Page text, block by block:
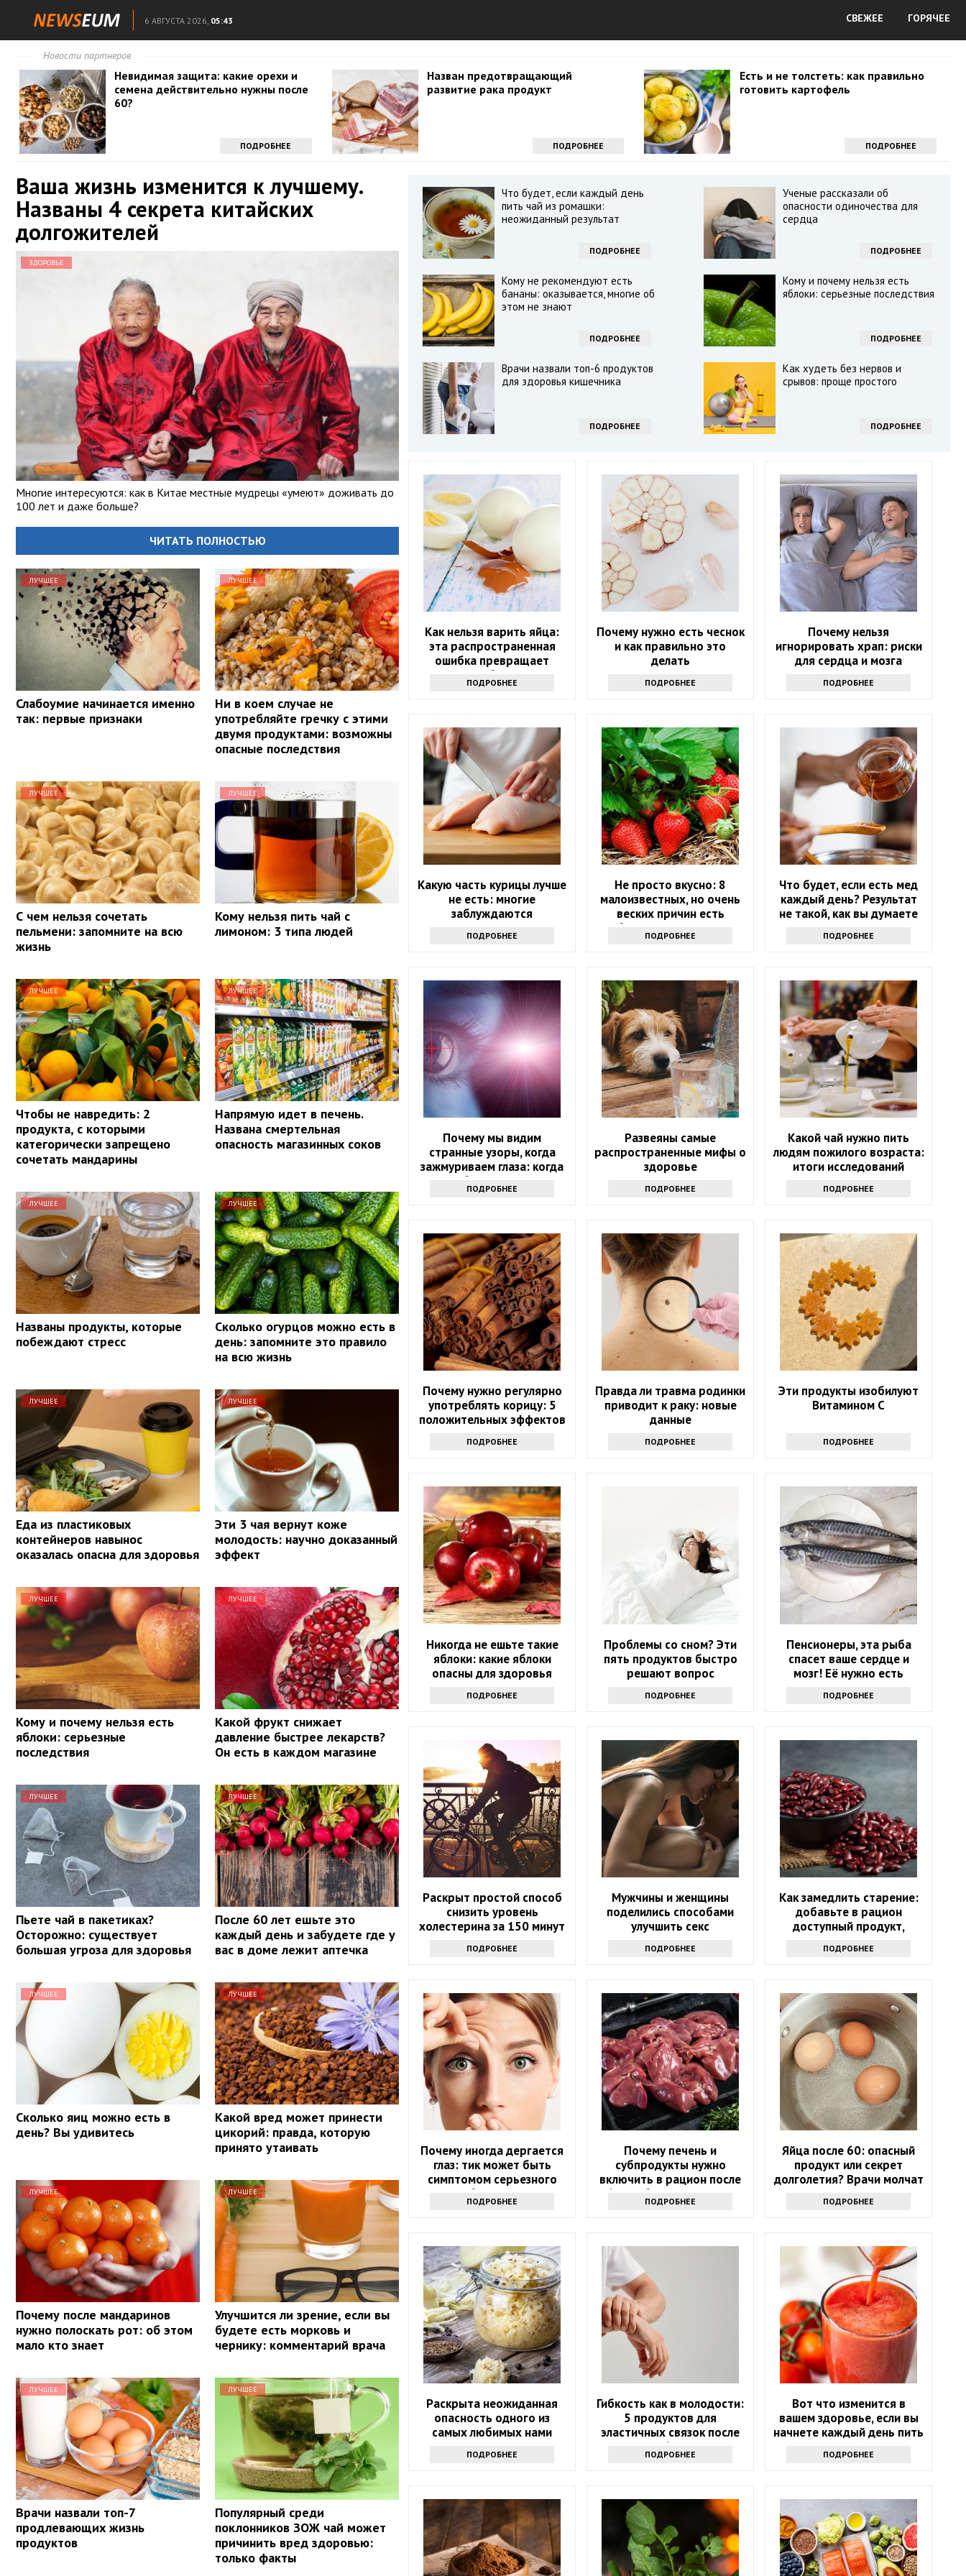
6 АВГУСТА 2026, 05:43 СВЕЖЕЕ ГОРЯЧЕЕ
Новости партнеров
Невидимая защита: какие орехи и
семена действительно нужны после
60?
ПОДРОБНЕЕ
Назван предотвращающий
развитие рака продукт
ПОДРОБНЕЕ
Есть и не толстеть: как правильно
готовить картофель
ПОДРОБНЕЕ
Ваша жизнь изменится к лучшему.
Названы 4 секрета китайских
долгожителей
ЗДОРОВЬЕ
Многие интересуются: как в Китае местные мудрецы «умеют» доживать до
100 лет и даже больше?
ЧИТАТЬ ПОЛНОСТЬЮ
ЛУЧШЕЕ
Слабоумие начинается именно
так: первые признаки
ЛУЧШЕЕ
Ни в коем случае не
употребляйте гречку с этими
двумя продуктами: возможны
опасные последствия
ЛУЧШЕЕ
С чем нельзя сочетать
пельмени: запомните на всю
жизнь
ЛУЧШЕЕ
Кому нельзя пить чай с
лимоном: 3 типа людей
ЛУЧШЕЕ
Чтобы не навредить: 2
продукта, с которыми
категорически запрещено
сочетать мандарины
ЛУЧШЕЕ
Напрямую идет в печень.
Названа смертельная
опасность магазинных соков
ЛУЧШЕЕ
Названы продукты, которые
побеждают стресс
ЛУЧШЕЕ
Сколько огурцов можно есть в
день: запомните это правило
на всю жизнь
ЛУЧШЕЕ
Еда из пластиковых
контейнеров навынос
оказалась опасна для здоровья
ЛУЧШЕЕ
Эти 3 чая вернут коже
молодость: научно доказанный
эффект
ЛУЧШЕЕ
Кому и почему нельзя есть
яблоки: серьезные
последствия
ЛУЧШЕЕ
Какой фрукт снижает
давление быстрее лекарств?
Он есть в каждом магазине
ЛУЧШЕЕ
Пьете чай в пакетиках?
Осторожно: существует
большая угроза для здоровья
ЛУЧШЕЕ
После 60 лет ешьте это
каждый день и забудете где у
вас в доме лежит аптечка
ЛУЧШЕЕ
Сколько яиц можно есть в
день? Вы удивитесь
ЛУЧШЕЕ
Какой вред может принести
цикорий: правда, которую
принято утаивать
ЛУЧШЕЕ
Почему после мандаринов
нужно полоскать рот: об этом
мало кто знает
ЛУЧШЕЕ
Улучшится ли зрение, если вы
будете есть морковь и
чернику: комментарий врача
ЛУЧШЕЕ
Врачи назвали топ-7
продлевающих жизнь
продуктов
ЛУЧШЕЕ
Популярный среди
поклонников ЗОЖ чай может
причинить вред здоровью:
только факты
Что будет, если каждый день
пить чай из ромашки:
неожиданный результат
ПОДРОБНЕЕ
Ученые рассказали об
опасности одиночества для
сердца
ПОДРОБНЕЕ
Кому не рекомендуют есть
бананы: оказывается, многие об
этом не знают
ПОДРОБНЕЕ
Кому и почему нельзя есть
яблоки: серьезные последствия
ПОДРОБНЕЕ
Врачи назвали топ-6 продуктов
для здоровья кишечника
ПОДРОБНЕЕ
Как худеть без нервов и
срывов: проще простого
ПОДРОБНЕЕ
Как нельзя варить яйца:
эта распространенная
ошибка превращает
полезное блюдо в яд
ПОДРОБНЕЕ
Почему нужно есть чеснок
и как правильно это
делать
ПОДРОБНЕЕ
Почему нельзя
игнорировать храп: риски
для сердца и мозга
ПОДРОБНЕЕ
Какую часть курицы лучше
не есть: многие
заблуждаются
ПОДРОБНЕЕ
Не просто вкусно: 8
малоизвестных, но очень
веских причин есть
клубнику как можно чаще
ПОДРОБНЕЕ
Что будет, если есть мед
каждый день? Результат
не такой, как вы думаете
ПОДРОБНЕЕ
Почему мы видим
странные узоры, когда
зажмуриваем глаза: когда
стоит обратиться к врачу
ПОДРОБНЕЕ
Развеяны самые
распространенные мифы о
здоровье
ПОДРОБНЕЕ
Какой чай нужно пить
людям пожилого возраста:
итоги исследований
ПОДРОБНЕЕ
Почему нужно регулярно
употреблять корицу: 5
положительных эффектов
ПОДРОБНЕЕ
Правда ли травма родинки
приводит к раку: новые
данные
ПОДРОБНЕЕ
Эти продукты изобилуют
Витамином С
ПОДРОБНЕЕ
Никогда не ешьте такие
яблоки: какие яблоки
опасны для здоровья
ПОДРОБНЕЕ
Проблемы со сном? Эти
пять продуктов быстро
решают вопрос
ПОДРОБНЕЕ
Пенсионеры, эта рыба
спасет ваше сердце и
мозг! Её нужно есть
ПОДРОБНЕЕ
Раскрыт простой способ
снизить уровень
холестерина за 150 минут
ПОДРОБНЕЕ
Мужчины и женщины
поделились способами
улучшить секс
ПОДРОБНЕЕ
Как замедлить старение:
добавьте в рацион
доступный продукт,
который есть на каждой
кухне
ПОДРОБНЕЕ
Почему иногда дергается
глаз: тик может быть
симптомом серьезного
заболевания
ПОДРОБНЕЕ
Почему печень и
субпродукты нужно
включить в рацион после
60? Забытый источник
силы
ПОДРОБНЕЕ
Яйца после 60: опасный
продукт или секрет
долголетия? Врачи молчат
ПОДРОБНЕЕ
Раскрыта неожиданная
опасность одного из
самых любимых нами
ПОДРОБНЕЕ
Гибкость как в молодости:
5 продуктов для
эластичных связок после
60
ПОДРОБНЕЕ
Вот что изменится в
вашем здоровье, если вы
начнете каждый день пить
томатный сок
ПОДРОБНЕЕ